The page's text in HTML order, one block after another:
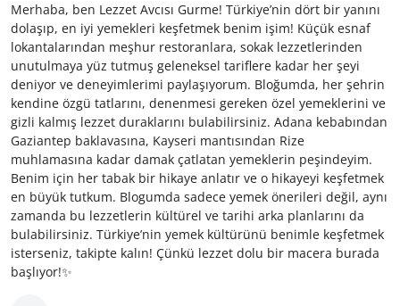
Merhaba, ben Lezzet Avcısı Gurme! Türkiye’nin dört bir yanını
dolaşıp, en iyi yemekleri keşfetmek benim işim! Küçük esnaf
lokantalarından meşhur restoranlara, sokak lezzetlerinden
unutulmaya yüz tutmuş geleneksel tariflere kadar her şeyi
deniyor ve deneyimlerimi paylaşıyorum. Bloğumda, her şehrin
kendine özgü tatlarını, denenmesi gereken özel yemeklerini ve
gizli kalmış lezzet duraklarını bulabilirsiniz. Adana kebabından
Gaziantep baklavasına, Kayseri mantısından Rize
muhlamasına kadar damak çatlatan yemeklerin peşindeyim.
Benim için her tabak bir hikaye anlatır ve o hikayeyi keşfetmek
en büyük tutkum. Blogumda sadece yemek önerileri değil, aynı
zamanda bu lezzetlerin kültürel ve tarihi arka planlarını da
bulabilirsiniz. Türkiye’nin yemek kültürünü benimle keşfetmek
isterseniz, takipte kalın! Çünkü lezzet dolu bir macera burada
başlıyor!✨